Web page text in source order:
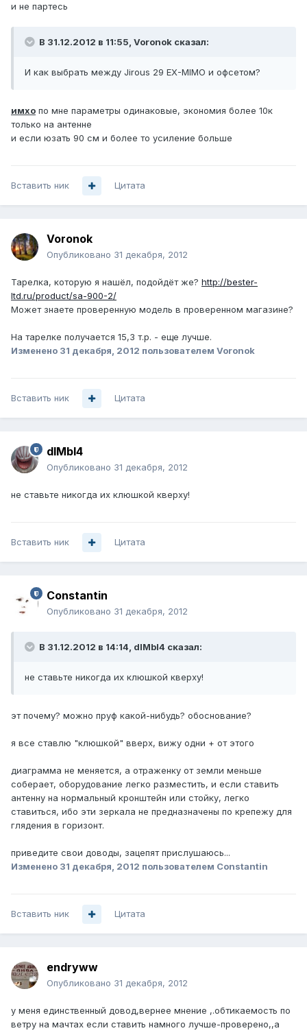
и не партесь
В 31.12.2012 в 11:55, Voronok сказал:
И как выбрать между Jirous 29 EX-MIMO и офсетом?
имхо по мне параметры одинаковые, экономия более 10к
только на антенне
и если юзать 90 см и более то усиление больше
Вставить ник Цитата
Voronok
Опубликовано 31 декабря, 2012
Тарелка, которую я нашёл, подойдёт же? http://bester-
ltd.ru/product/sa-900-2/
Может знаете проверенную модель в проверенном магазине?
На тарелке получается 15,3 т.р. - еще лучше.
Изменено 31 декабря, 2012 пользователем Voronok
Вставить ник Цитата
dIMbI4
Опубликовано 31 декабря, 2012
не ставьте никогда их клюшкой кверху!
Вставить ник Цитата
Constantin
Опубликовано 31 декабря, 2012
В 31.12.2012 в 14:14, dIMbI4 сказал:
не ставьте никогда их клюшкой кверху!
эт почему? можно пруф какой-нибудь? обоснование?
я все ставлю "клюшкой" вверх, вижу одни + от этого
диаграмма не меняется, а отраженку от земли меньше
соберает, оборудование легко разместить, и если ставить
антенну на нормальный кронштейн или стойку, легко
ставиться, ибо эти зеркала не предназначены по крепежу для
глядения в горизонт.
приведите свои доводы, зацепят прислушаюсь...
Изменено 31 декабря, 2012 пользователем Constantin
Вставить ник Цитата
endryww
Опубликовано 31 декабря, 2012
у меня единственный довод,вернее мнение ,.обтикаемость по
ветру на мачтах если ставить намного лучше-проверено,,а